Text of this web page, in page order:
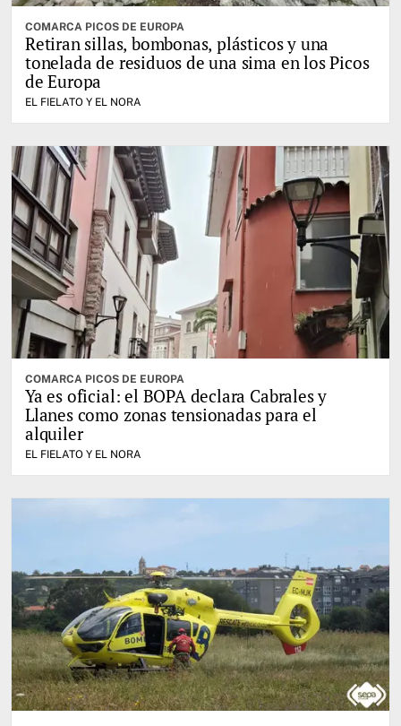
COMARCA PICOS DE EUROPA
Retiran sillas, bombonas, plásticos y una
tonelada de residuos de una sima en los Picos
de Europa
EL FIELATO Y EL NORA
COMARCA PICOS DE EUROPA
Ya es oficial: el BOPA declara Cabrales y
Llanes como zonas tensionadas para el
alquiler
EL FIELATO Y EL NORA